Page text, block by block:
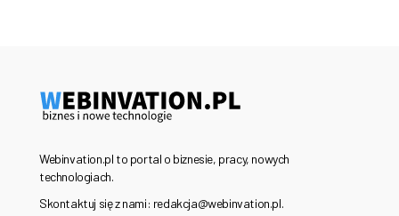
Webinvation.pl to portal o biznesie, pracy, nowych
technologiach.
Skontaktuj się z nami: redakcja@webinvation.pl.